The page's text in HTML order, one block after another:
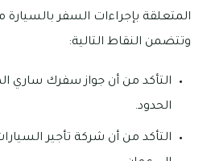
المتعلقة بإجراءات السفر بالسيارة
وتتضمن النقاط التالية:
التأكد من أن جواز سفرك ساري
الحدود.
التأكد من أن شركة تأجير